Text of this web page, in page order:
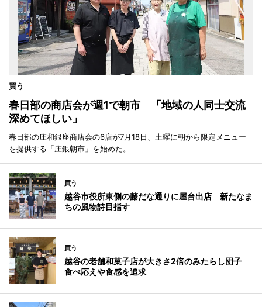
買う
春日部の商店会が週1で朝市 「地域の人同士交流
深めてほしい」
春日部の庄和銀座商店会の6店が7月18日、土曜に朝から限定メニュー
を提供する「庄銀朝市」を始めた。
買う
越谷市役所東側の藤だな通りに屋台出店 新たなま
ちの風物詩目指す
買う
越谷の老舗和菓子店が大きさ2倍のみたらし団子
食べ応えや食感を追求